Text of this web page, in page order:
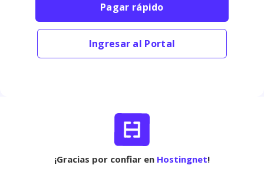
Pagar rápido
Ingresar al Portal
¡Gracias por confiar en Hostingnet!